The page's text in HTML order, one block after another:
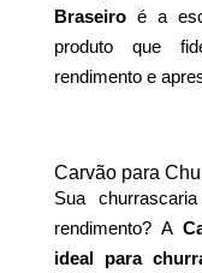
Braseiroé a
produto que
rendimento e
Carvão para
Sua
rendimento? A
ideal para